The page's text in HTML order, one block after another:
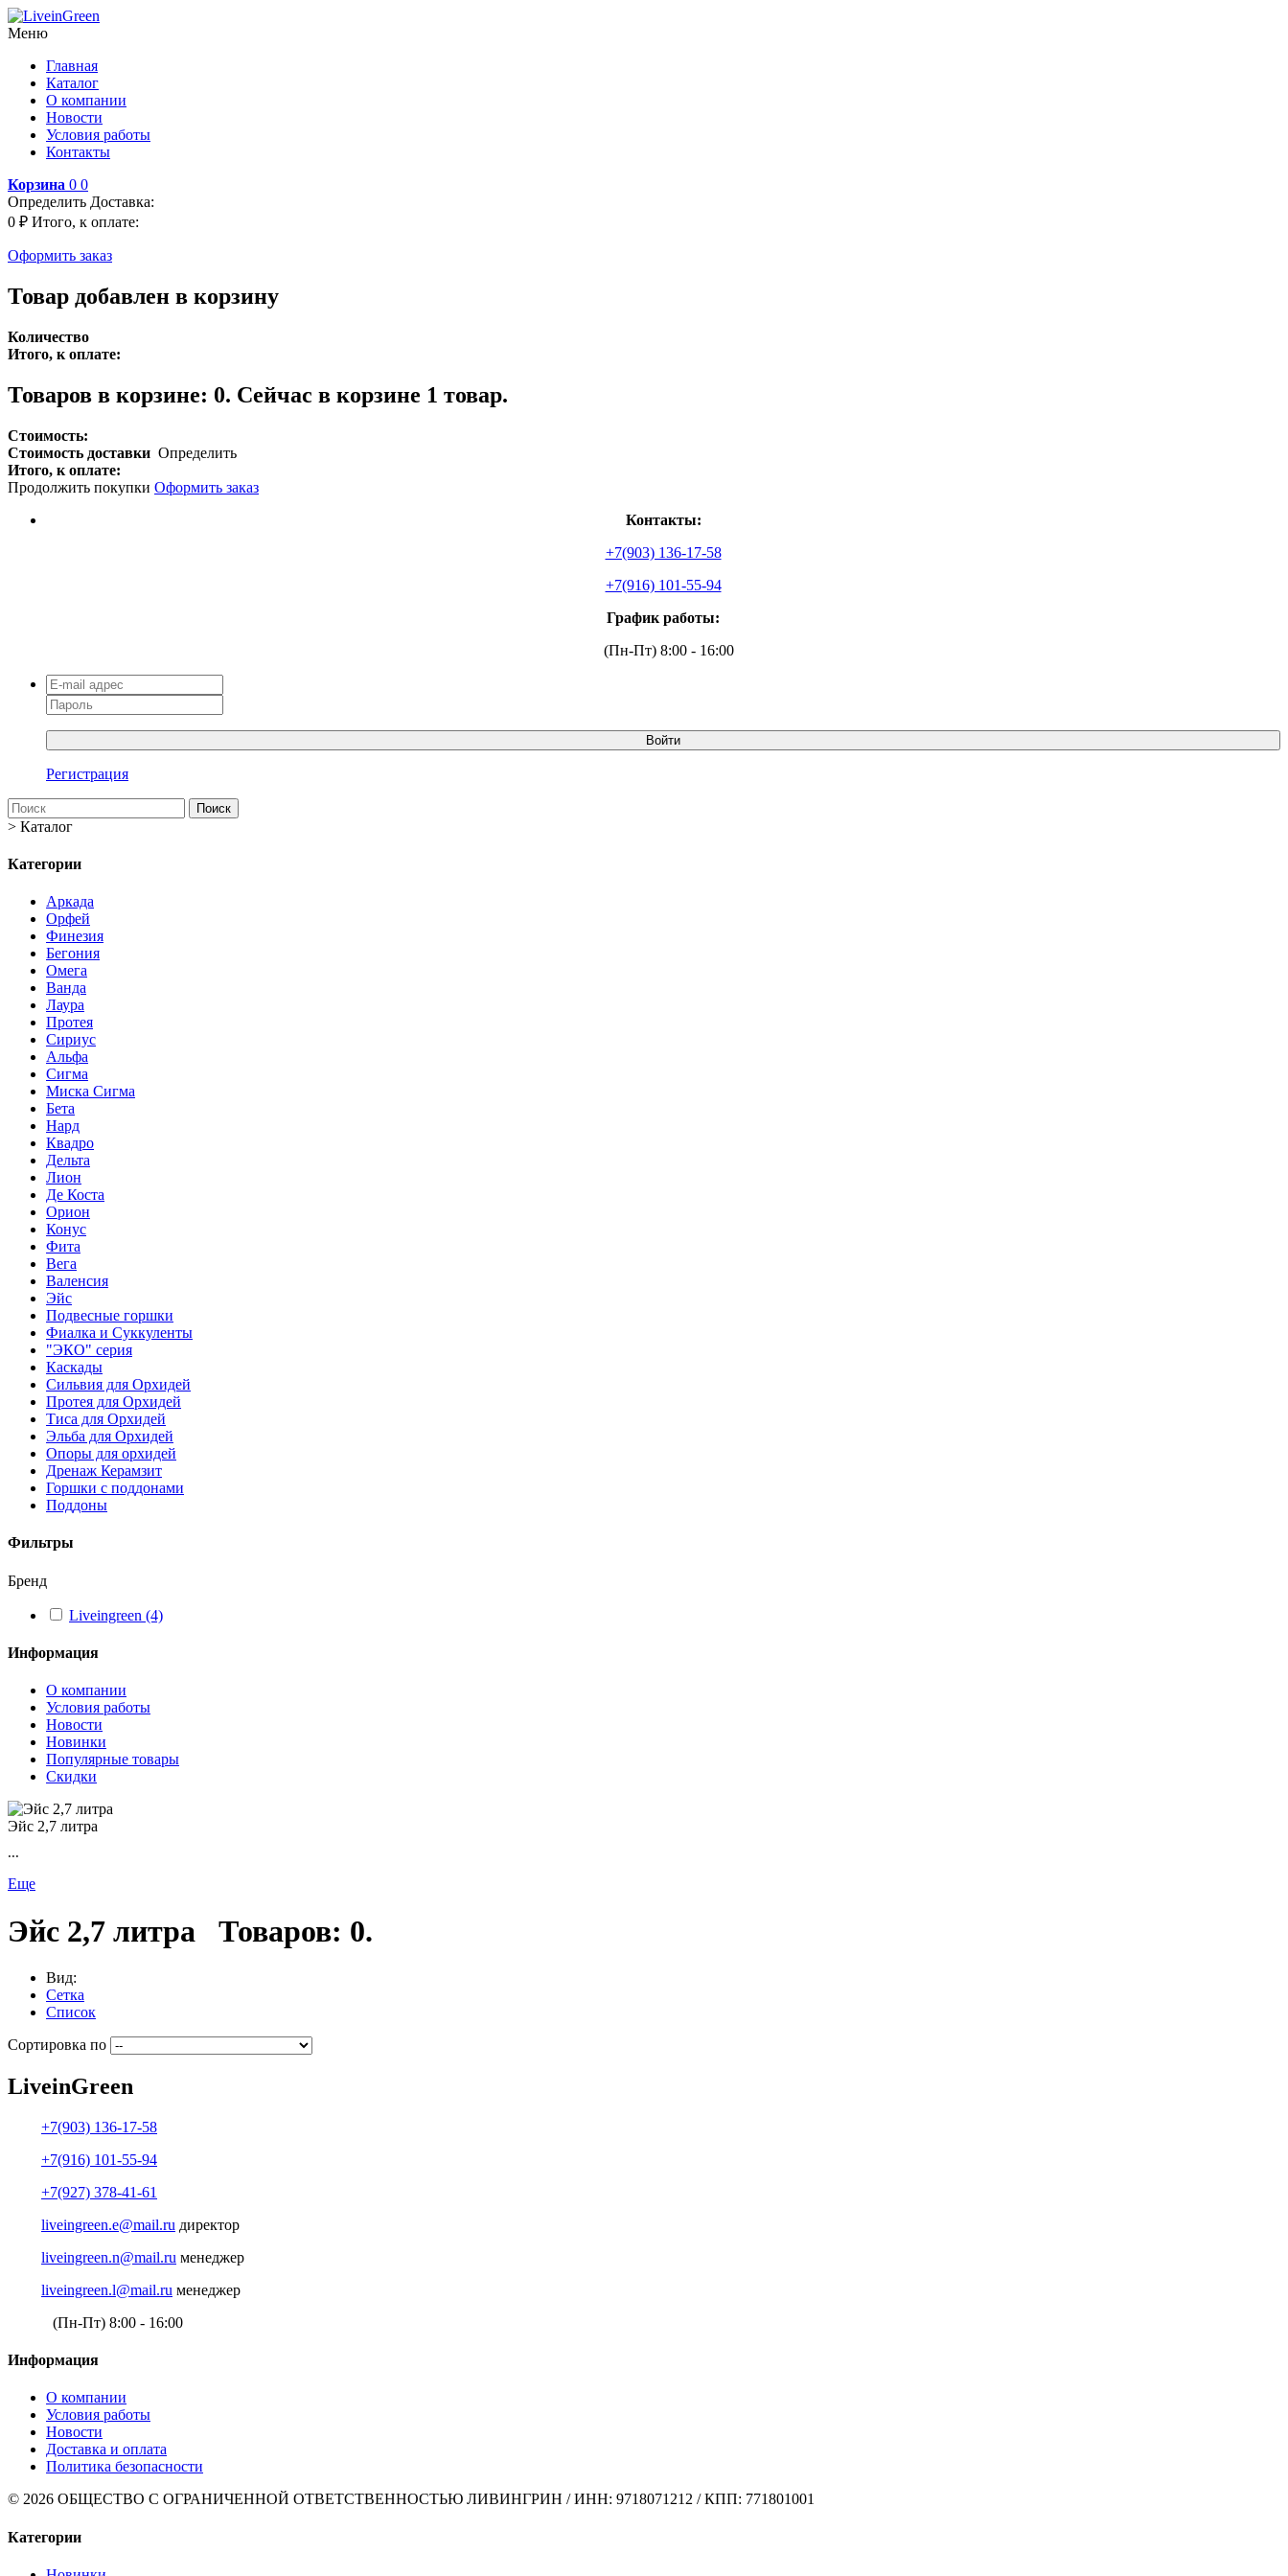
Меню
Главная
Каталог
О компании
Новости
Условия работы
Контакты
Корзина 0 0
Определить Доставка:
0 ₽ Итого, к оплате:
Оформить заказ
Товар добавлен в корзину
Количество
Итого, к оплате:
Товаров в корзине: 0. Сейчас в корзине 1 товар.
Стоимость:
Стоимость доставки Определить
Итого, к оплате:
Продолжить покупки Оформить заказ
Контакты:
+7(903) 136-17-58
+7(916) 101-55-94
График работы:
(Пн-Пт) 8:00 - 16:00
Войти
Регистрация
Поиск
> Каталог
Категории
Аркада
Орфей
Финезия
Бегония
Омега
Ванда
Лаура
Протея
Сириус
Альфа
Сигма
Миска Сигма
Бета
Нард
Квадро
Дельта
Лион
Де Коста
Орион
Конус
Фита
Вега
Валенсия
Эйс
Подвесные горшки
Фиалка и Суккуленты
"ЭКО" серия
Каскады
Сильвия для Орхидей
Протея для Орхидей
Тиса для Орхидей
Эльба для Орхидей
Опоры для орхидей
Дренаж Керамзит
Горшки с поддонами
Поддоны
Фильтры
Бренд
Liveingreen (4)
Информация
О компании
Условия работы
Новости
Новинки
Популярные товары
Скидки
Эйс 2,7 литра
...
Еще
Эйс 2,7 литра Товаров: 0.
Вид:
Сетка
Список
Сортировка по
LiveinGreen
+7(903) 136-17-58
+7(916) 101-55-94
+7(927) 378-41-61
liveingreen.e@mail.ru директор
liveingreen.n@mail.ru менеджер
liveingreen.l@mail.ru менеджер
(Пн-Пт) 8:00 - 16:00
Информация
О компании
Условия работы
Новости
Доставка и оплата
Политика безопасности
© 2026 ОБЩЕСТВО С ОГРАНИЧЕННОЙ ОТВЕТСТВЕННОСТЬЮ ЛИВИНГРИН / ИНН: 9718071212 / КПП: 771801001
Категории